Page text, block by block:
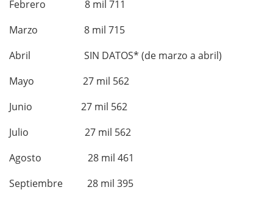
Febrero 8 mil 711
Marzo 8 mil 715
Abril SIN DATOS* (de marzo a abril)
Mayo 27 mil 562
Junio 27 mil 562
Julio 27 mil 562
Agosto 28 mil 461
Septiembre 28 mil 395